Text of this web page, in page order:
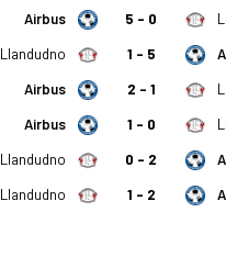
Airbus 5 - 0
Llandudno 1 - 5
Airbus 2 - 1
Airbus 1 - 0
Llandudno 0 - 2
Llandudno 1 - 2